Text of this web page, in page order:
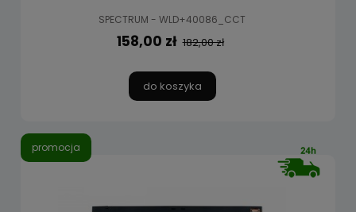
SPECTRUM - WLD+40086_CCT
158,00 zł 182,00 zł
do koszyka
promocja